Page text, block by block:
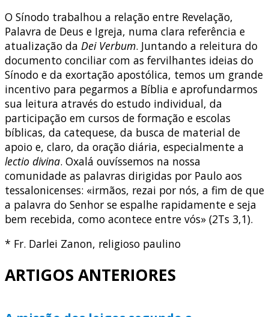
O Sínodo trabalhou a relação entre Revelação,
Palavra de Deus e Igreja, numa clara referência e
atualização da Dei Verbum. Juntando a releitura do
documento conciliar com as fervilhantes ideias do
Sínodo e da exortação apostólica, temos um grande
incentivo para pegarmos a Bíblia e aprofundarmos
sua leitura através do estudo individual, da
participação em cursos de formação e escolas
bíblicas, da catequese, da busca de material de
apoio e, claro, da oração diária, especialmente a
lectio divina. Oxalá ouvíssemos na nossa
comunidade as palavras dirigidas por Paulo aos
tessalonicenses: «irmãos, rezai por nós, a fim de que
a palavra do Senhor se espalhe rapidamente e seja
bem recebida, como acontece entre vós» (2Ts 3,1).
* Fr. Darlei Zanon, religioso paulino
ARTIGOS ANTERIORES